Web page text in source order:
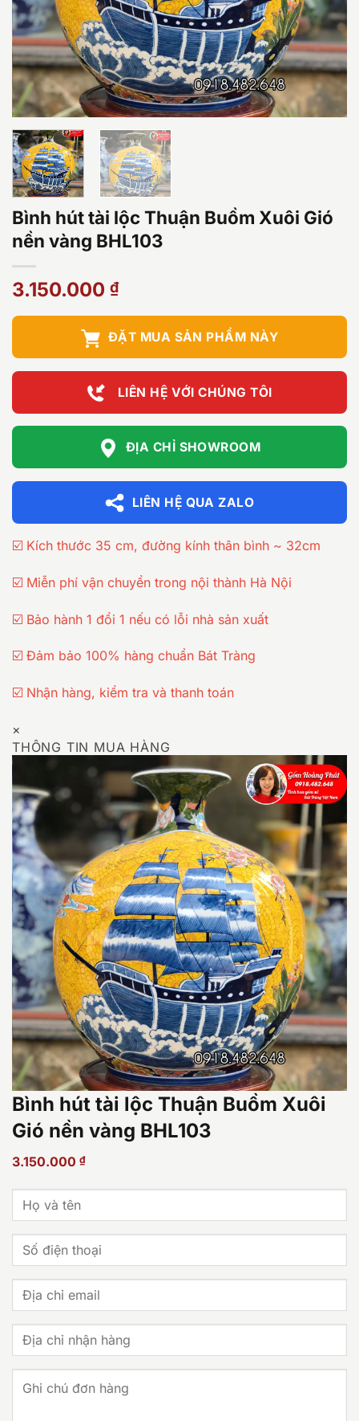
Bình hút tài lộc Thuận Buồm Xuôi Gió
nền vàng BHL103
3.150.000 ₫
ĐẶT MUA SẢN PHẨM NÀY
LIÊN HỆ VỚI CHÚNG TÔI
ĐỊA CHỈ SHOWROOM
LIÊN HỆ QUA ZALO
☑️ Kích thước 35 cm, đường kính thân bình ~ 32cm
☑️ Miễn phí vận chuyển trong nội thành Hà Nội
☑️ Bảo hành 1 đổi 1 nếu có lỗi nhà sản xuất
☑️ Đảm bảo 100% hàng chuẩn Bát Tràng
☑️ Nhận hàng, kiểm tra và thanh toán
×
THÔNG TIN MUA HÀNG
Bình hút tài lộc Thuận Buồm Xuôi
Gió nền vàng BHL103
3.150.000 ₫